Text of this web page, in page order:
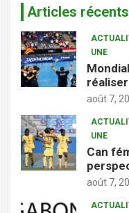
Articles récents
UNE
août 7,
UNE
Can
août 7,